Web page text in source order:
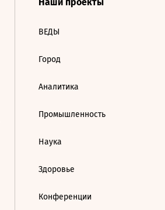
ВЕДЫ
Город
Аналитика
Промышленность
Наука
Здоровье
Конференции